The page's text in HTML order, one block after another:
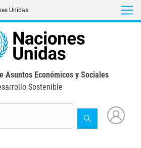
content
Unidas
Asuntos Económicos y Sociales
Sostenible